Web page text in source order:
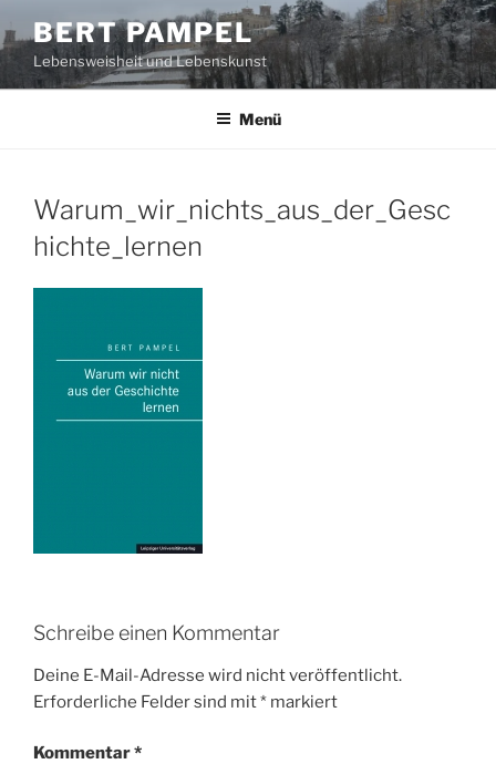
Inhalt
springen
BERT PAMPEL
Lebensweisheit und Lebenskunst
Menü
Warum_wir_nichts_aus_der_Gesc
hichte_lernen
Schreibe einen Kommentar
Deine E-Mail-Adresse wird nicht veröffentlicht.
Erforderliche Felder sind mit* markiert
Kommentar*